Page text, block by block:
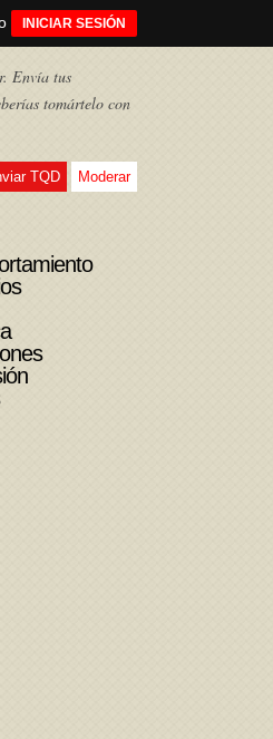
INICIAR SESIÓN
Envía tus
tomártelo con
TQD Moderar